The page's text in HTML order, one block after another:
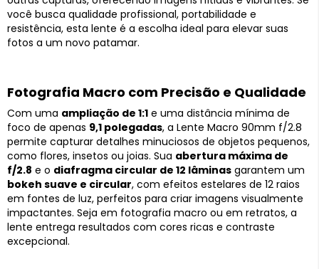
você busca qualidade profissional, portabilidade e
resistência, esta lente é a escolha ideal para elevar suas
fotos a um novo patamar.
Fotografia Macro com Precisão e Qualidade
Com uma ampliação de 1:1 e uma distância mínima de
foco de apenas 9,1 polegadas, a Lente Macro 90mm f/2.8
permite capturar detalhes minuciosos de objetos pequenos,
como flores, insetos ou joias. Sua abertura máxima de
f/2.8 e o diafragma circular de 12 lâminas garantem um
bokeh suave e circular, com efeitos estelares de 12 raios
em fontes de luz, perfeitos para criar imagens visualmente
impactantes. Seja em fotografia macro ou em retratos, a
lente entrega resultados com cores ricas e contraste
excepcional.